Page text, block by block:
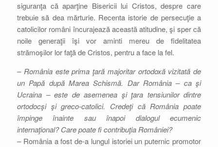
siguranţa că aparţine Bisericii lui Cristos, despre care
trebuie să dea mărturie. Recenta istorie de persecuţie a
catolicilor români încurajează această atitudine, şi sper că
noile generaţii îşi vor aminti mereu de fidelitatea
strămoşilor lor faţă de Cristos, pentru a face la fel.
– România este prima ţară majoritar ortodoxă vizitată de
un Papă după Marea Schismă. Dar România – ca şi
Ucraina – este de asemenea şi ţara tensiunilor dintre
ortodocşi şi greco-catolici. Credeţi că România poate
împinge înainte sau înapoi dialogul ecumenic
internaţional? Care poate fi contribuţia României?
– România a fost de-a lungul istoriei un puternic promotor